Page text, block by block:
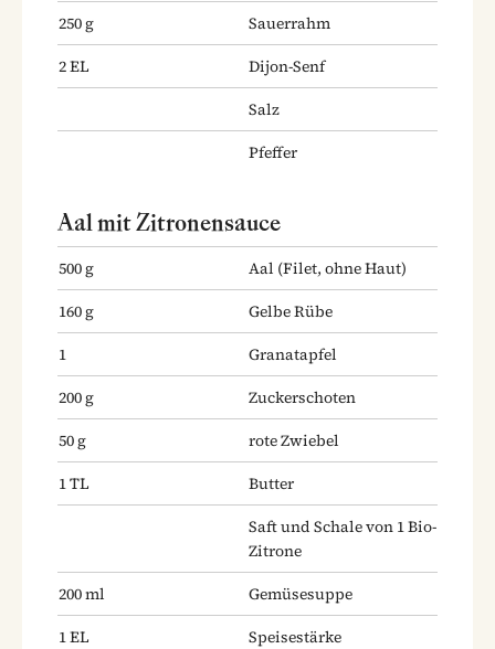
250g
Sauerrahm
2EL
Dijon-Senf
Salz
Pfeffer
Aal mit Zitronensauce
500g Aal (Filet, ohne Haut)
160g
Gelbe Rübe
1
Granatapfel
200g
Zuckerschoten
50g
rote Zwiebel
1TL
Butter
Saft und Schale von 1 Bio-
Zitrone
200ml
Gemüsesuppe
1EL
Speisestärke